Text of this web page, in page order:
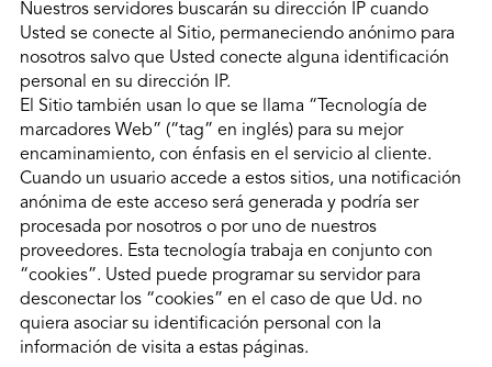
Nuestros servidores buscarán su dirección IP cuando
Usted se conecte al Sitio, permaneciendo anónimo para
nosotros salvo que Usted conecte alguna identificación
personal en su dirección IP.
El Sitio también usan lo que se llama “Tecnología de
marcadores Web” (“tag” en inglés) para su mejor
encaminamiento, con énfasis en el servicio al cliente.
Cuando un usuario accede a estos sitios, una notificación
anónima de este acceso será generada y podría ser
procesada por nosotros o por uno de nuestros
proveedores. Esta tecnología trabaja en conjunto con
“cookies”. Usted puede programar su servidor para
desconectar los “cookies” en el caso de que Ud. no
quiera asociar su identificación personal con la
información de visita a estas páginas.